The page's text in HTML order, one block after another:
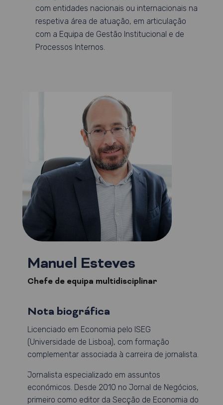
com entidades nacionais ou internacionais na
respetiva área de atuação, em articulação
com a Equipa de Gestão Institucional e de
Processos Internos.
Manuel Esteves
Chefe de equipa multidisciplinar
Nota biográfica
Licenciado em Economia pelo ISEG
(Universidade de Lisboa), com formação
complementar associada à carreira de jornalista.
Jornalista especializado em assuntos
económicos. Desde 2010 no Jornal de Negócios,
primeiro como editor da Secção de Economia do